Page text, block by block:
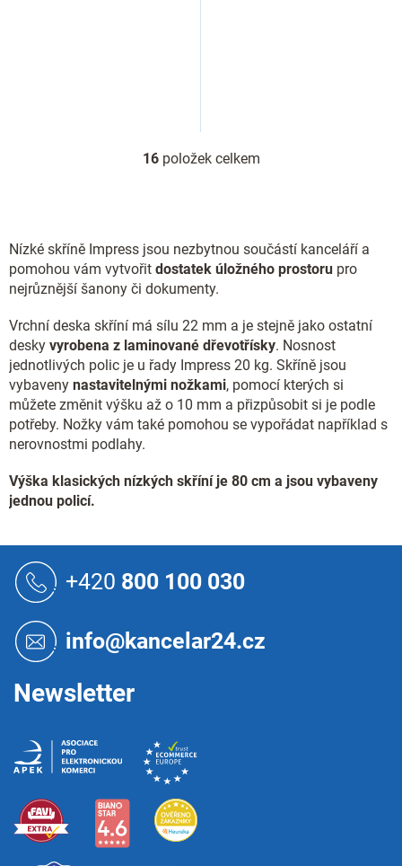
O
a
c
í
r
v
k
y
v
ý
p
u
16položek celkem
Nízké skříně Impress jsou nezbytnou součástí kanceláří a
pomohou vám vytvořit dostatek úložného prostoru pro
nejrůznější šanony či dokumenty.
Vrchní deska skříní má sílu 22 mm a je stejně jako ostatní
desky vyrobena z laminované dřevotřísky. Nosnost
jednotlivých polic je u řady Impress 20 kg. Skříně jsou
vybaveny nastavitelnými nožkami, pomocí kterých si
můžete změnit výšku až o 10 mm a přizpůsobit si je podle
potřeby. Nožky vám také pomohou se vypořádat například s
nerovnostmi podlahy.
Výška klasických nízkých skříní je 80 cm a jsou vybaveny
jednou policí.
+420 800 100 030
info@kancelar24.cz
Newsletter